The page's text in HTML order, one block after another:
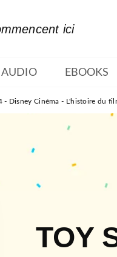
ici
AUDIO EBOOKS
- Disney Cinéma - L'histoire du
TOY